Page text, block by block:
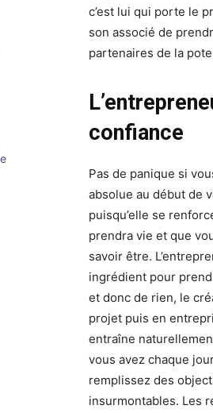
c’est lui qui porte le
son associé de
partenaires de la
confiance
Pas de panique si
absolue au début de
puisqu’elle se
prendra vie et que
savoir être.
ingrédient pour
et donc de rien, le
projet puis en
entraîne
vous avez chaque
remplissez des
insurmontables. Les